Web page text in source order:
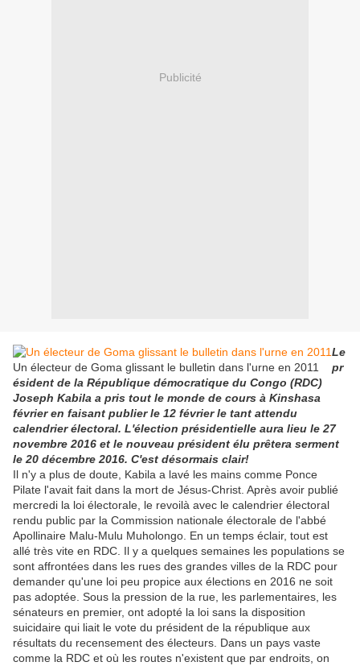
Publicité
Un électeur de Goma glissant le bulletin dans l'urne en 2011
Le
pr
ésident de la République démocratique du Congo (RDC)
Joseph Kabila a pris tout le monde de cours à Kinshasa
février en faisant publier le 12 février le tant attendu
calendrier électoral. L'élection présidentielle aura lieu le 27
novembre 2016 et le nouveau président élu prêtera serment
le 20 décembre 2016. C'est désormais clair!
Il n'y a plus de doute, Kabila a lavé les mains comme Ponce
Pilate l'avait fait dans la mort de Jésus-Christ. Après avoir publié
mercredi la loi électorale, le revoilà avec le calendrier électoral
rendu public par la Commission nationale électorale de l'abbé
Apollinaire Malu-Mulu Muholongo. En un temps éclair, tout est
allé très vite en RDC. Il y a quelques semaines les populations se
sont affrontées dans les rues des grandes villes de la RDC pour
demander qu'une loi peu propice aux élections en 2016 ne soit
pas adoptée. Sous la pression de la rue, les parlementaires, les
sénateurs en premier, ont adopté la loi sans la disposition
suicidaire qui liait le vote du président de la république aux
résultats du recensement des électeurs. Dans un pays vaste
comme la RDC et où les routes n'existent que par endroits, on